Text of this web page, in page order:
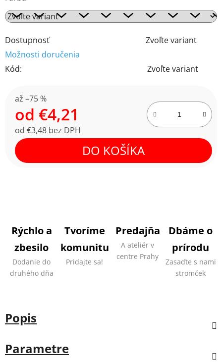
Dostupnosť
Zvoľte variant
Možnosti doručenia
Kód:
Zvoľte variant
až –75 %
od €4,21
od €3,48 bez DPH
Jednotková cena:
DO KOŠÍKA
Rýchlo a
zbesilo
Dodanie do
druhého dňa
Tvoríme
komunitu
Pridajte sa!
Predajňa
A ateliér v
centre Prahy
Dbáme o
prírodu
Zasaďte s nami
stromček
Popis
Parametre